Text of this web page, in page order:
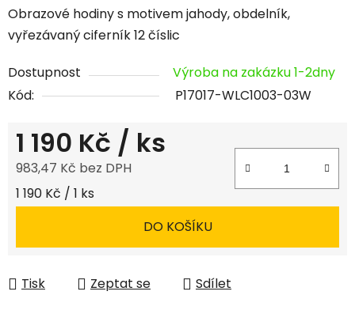
Obrazové hodiny s motivem jahody, obdelník,
vyřezávaný ciferník 12 číslic
Dostupnost
Výroba na zakázku 1-2dny
Kód:
P17017-WLC1003-03W
1 190 Kč / ks
983,47 Kč bez DPH
Měrná cena:
1 190 Kč / 1 ks
DO KOŠÍKU
Tisk Zeptat se Sdílet